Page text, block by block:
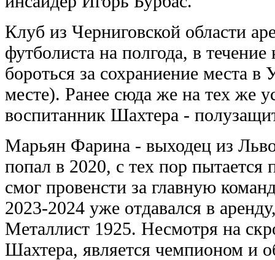
Клуб из Черниговской области
футболиста на полгода, в
бороться за сохраниение места
месте). Ранее сюда же на тех же
воспитанник Шахтера -
Марьян Фарина - выходец из
попал в 2020, с тех пор пытается
смог провенсти за главную
2023-2024 уже отдавался в
Металлист 1925. Несмотря на
Шахтера, является чемпионом и